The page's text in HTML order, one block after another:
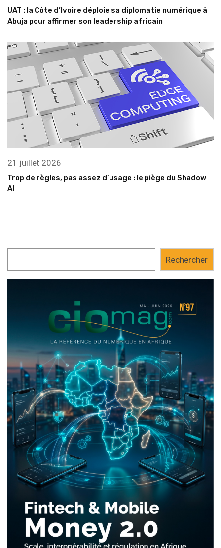
UAT : la Côte d’Ivoire déploie sa diplomatie numérique à
Abuja pour affirmer son leadership africain
21 juillet 2026
Trop de règles, pas assez d’usage : le piège du Shadow
AI
Rechercher